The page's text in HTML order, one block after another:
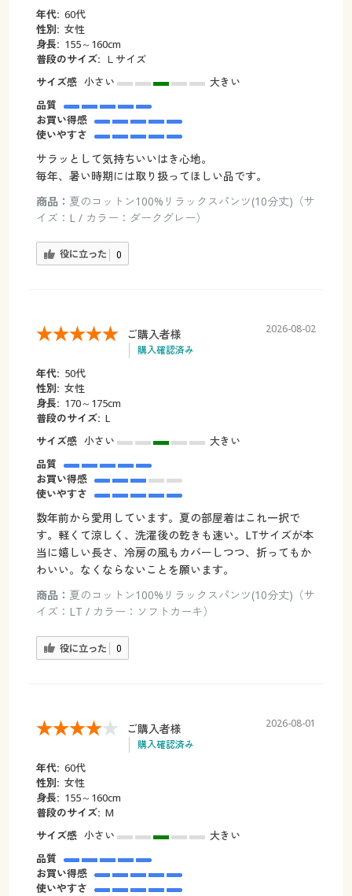
年代: 60代
性別: 女性
身長: 155～160cm
普段のサイズ: Ｌサイズ
サイズ感 小さい
大きい
品質
お買い得感
使いやすさ
サラッとして気持ちいいはき心地。
毎年、暑い時期には取り扱ってほしい品です。
商品： 夏のコットン100%リラックスパンツ(10分丈)（サ
イズ：L / カラー：ダークグレー）
役に立った 0
ご購入者様
購入確認済み
2026-08-02
年代: 50代
性別: 女性
身長: 170～175cm
普段のサイズ: L
サイズ感 小さい
大きい
品質
お買い得感
使いやすさ
数年前から愛用しています。夏の部屋着はこれ一択で
す。軽くて涼しく、洗濯後の乾きも速い。LTサイズが本
当に嬉しい長さ、冷房の風もカバーしつつ、折ってもか
わいい。なくならないことを願います。
商品： 夏のコットン100%リラックスパンツ(10分丈)（サ
イズ：LT / カラー：ソフトカーキ）
役に立った 0
ご購入者様
購入確認済み
2026-08-01
年代: 60代
性別: 女性
身長: 155～160cm
普段のサイズ: М
サイズ感 小さい
大きい
品質
お買い得感
使いやすさ